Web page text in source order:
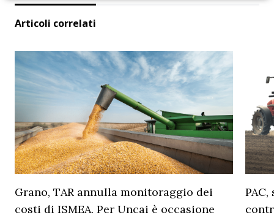
Articoli correlati
Grano, TAR annulla monitoraggio dei
costi di ISMEA. Per Uncai è occasione